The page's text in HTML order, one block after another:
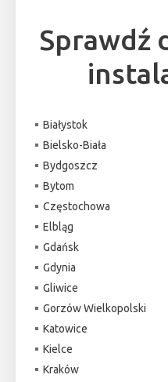
Sprawdź
Białystok
Bielsko-Biała
Bydgoszcz
Bytom
Częstochowa
Elbląg
Gdańsk
Gdynia
Gliwice
Gorzów Wielkopolski
Katowice
Kielce
Kraków